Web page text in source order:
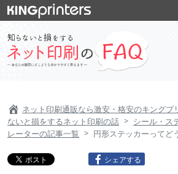
ネット印刷通販なら激安・格安のキングプ
ないと損をするネット印刷の話
シール・ス
レーターの記事一覧
円形ステッカーってど
シェアする